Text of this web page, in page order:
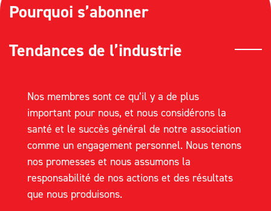
Pourquoi s’abonner
Tendances de l’industrie
Nos membres sont ce qu’il y a de plus
important pour nous, et nous considérons la
santé et le succès général de notre association
comme un engagement personnel. Nous tenons
nos promesses et nous assumons la
responsabilité de nos actions et des résultats
que nous produisons.